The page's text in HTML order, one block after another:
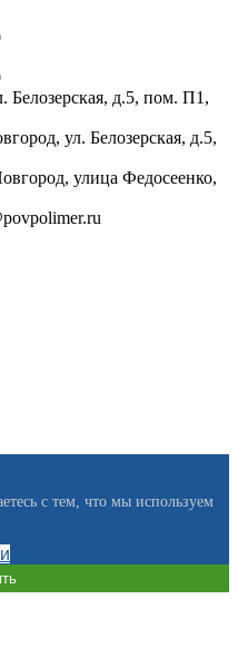
Белозерская, д.5, пом. П1,
ул. Белозерская, д.5,
улица Федосеенко,
с тем, что мы используем